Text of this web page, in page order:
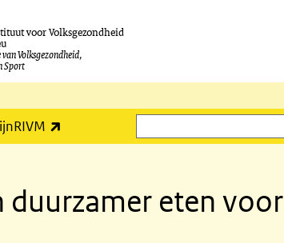
voor Volksgezondheid
Volksgezondheid,
Sport
Zoeken
duurzamer eten voor